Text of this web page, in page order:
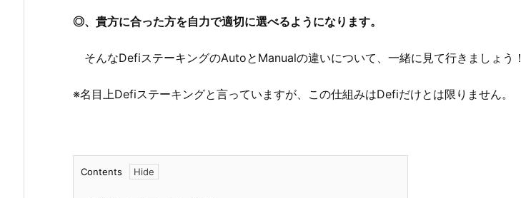
◎、貴方に合った方を自力で適切に選べるようになります。
そんなDefiステーキングのAutoとManualの違いについて、一緒に見て行きましょう！
※名目上Defiステーキングと言っていますが、この仕組みはDefiだけとは限りません。
Contents